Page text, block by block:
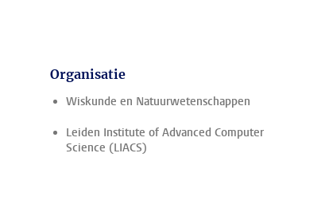
Organisatie
Wiskunde en Natuurwetenschappen
Leiden Institute of Advanced Computer
Science (LIACS)